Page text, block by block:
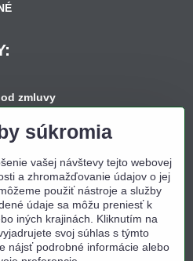
zmluvy
súkromia
vašej návštevy tejto webovej
a zhromažďovanie údajov o jej
použiť nástroje a služby
údaje sa môžu preniesť k
iných krajinách. Kliknutím na
svoj súhlas s týmto
nájsť podrobné informácie alebo